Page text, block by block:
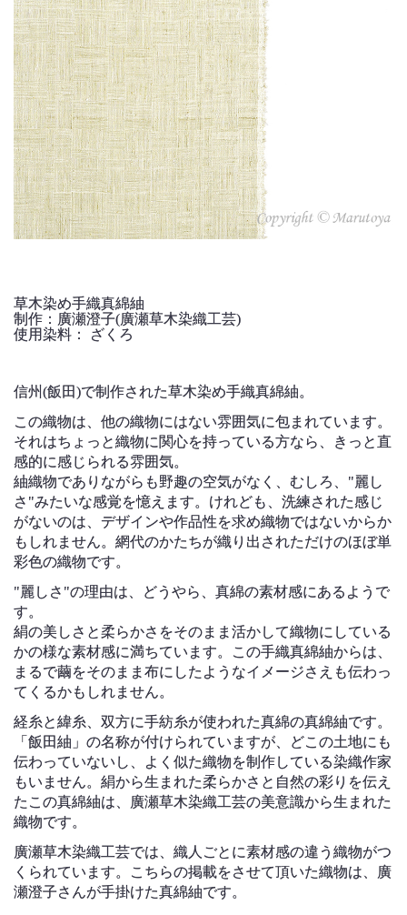
草木染め手織真綿紬
制作：廣瀬澄子(廣瀬草木染織工芸)
使用染料： ざくろ
信州(飯田)で制作された草木染め手織真綿紬。
この織物は、他の織物にはない雰囲気に包まれています。
それはちょっと織物に関心を持っている方なら、きっと直
感的に感じられる雰囲気。
紬織物でありながらも野趣の空気がなく、むしろ、"麗し
さ"みたいな感覚を憶えます。けれども、洗練された感じ
がないのは、デザインや作品性を求め織物ではないからか
もしれません。網代のかたちが織り出されただけのほぼ単
彩色の織物です。
"麗しさ"の理由は、どうやら、真綿の素材感にあるようで
す。
絹の美しさと柔らかさをそのまま活かして織物にしている
かの様な素材感に満ちています。この手織真綿紬からは、
まるで繭をそのまま布にしたようなイメージさえも伝わっ
てくるかもしれません。
経糸と緯糸、双方に手紡糸が使われた真綿の真綿紬です。
「飯田紬」の名称が付けられていますが、どこの土地にも
伝わっていないし、よく似た織物を制作している染織作家
もいません。絹から生まれた柔らかさと自然の彩りを伝え
たこの真綿紬は、廣瀬草木染織工芸の美意識から生まれた
織物です。
廣瀬草木染織工芸では、織人ごとに素材感の違う織物がつ
くられています。こちらの掲載をさせて頂いた織物は、廣
瀬澄子さんが手掛けた真綿紬です。